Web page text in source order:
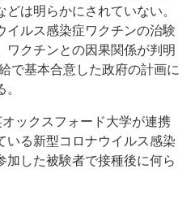
は明らかにされていない。
イルス感染症ワクチンの治験
ワクチンとの因果関係が判明
で基本合意した政府の計画に
ックスフォード大学が連携
いる新型コロナウイルス感染
加した被験者で接種後に何ら